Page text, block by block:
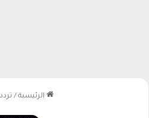
الرئيسية /